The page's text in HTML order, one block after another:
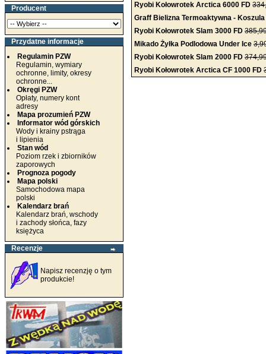
Producent
Przydatne informacje
Regulamin PZW
Regulamin, wymiary
ochronne, limity, okresy
ochronne...
Okręgi PZW
Opłaty, numery kont
adresy
Mapa prozumień PZW
Informator wód górskich
Wody i krainy pstrąga
i lipienia
Stan wód
Poziom rzek i zbiorników
zaporowych
Prognoza pogody
Mapa polski
Samochodowa mapa
polski
Kalendarz brań
Kalendarz brań, wschody
i zachody słońca, fazy
księżyca
Recenzje
Napisz recenzję o tym
produkcie!
Ryobi Kołowrotek Arctica 6000 FD
Graff Bielizna Termoaktywna - Koszula
Ryobi Kołowrotek Slam 3000 FD
Mikado Żyłka Podlodowa Under Ice
Ryobi Kołowrotek Slam 2000 FD
Ryobi Kołowrotek Arctica CF 1000 FD